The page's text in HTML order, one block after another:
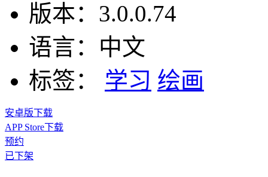
版本： 3.0.0.74
语言： 中文
标签：
学习 绘画
安卓版下载
APP Store下载
预约
已下架